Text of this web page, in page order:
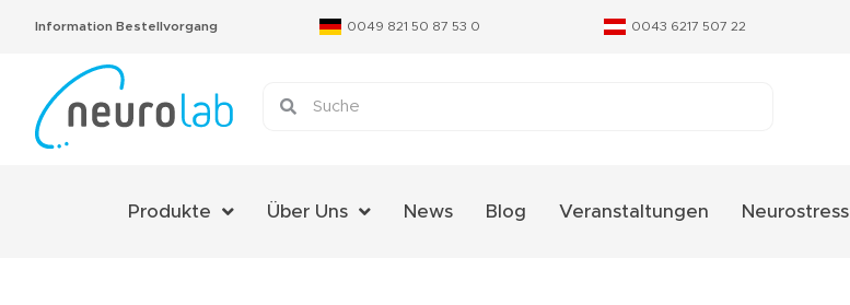
Information Bestellvorgang 0049 821 50 87 53 0 0043 6217 507 22
Produkte Über Uns News Blog Veranstaltungen Neurostress